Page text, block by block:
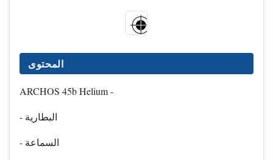
المحتوى
ARCHOS 45b Helium -
- البطارية
- السماعة